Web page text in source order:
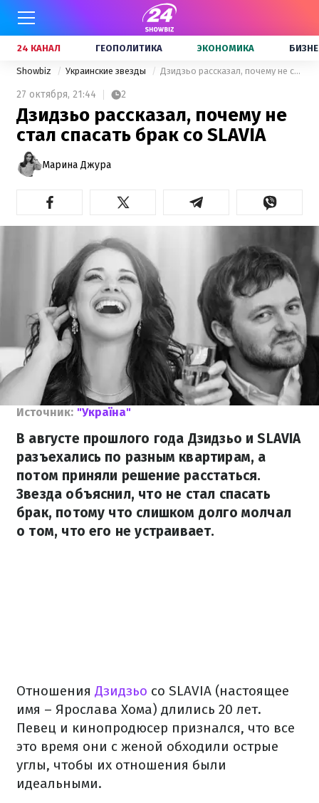
24 КАНАЛ ГЕОПОЛИТИКА ЭКОНОМИКА
Showbiz Украинские звезды Дзидзьо рассказал, почему не стал спасать брак со SLAVIA
27 октября, 21:44 2
Дзидзьо рассказал, почему не
стал спасать брак со SLAVIA
Марина Джура
Источник: "Україна"
В августе прошлого года Дзидзьо и SLAVIA
разъехались по разным квартирам, а
потом приняли решение расстаться.
Звезда объяснил, что не стал спасать
брак, потому что слишком долго молчал
о том, что его не устраивает.
Отношения Дзидзьо со SLAVIA (настоящее
имя – Ярослава Хома) длились 20 лет.
Певец и кинопродюсер признался, что все
это время они с женой обходили острые
углы, чтобы их отношения были
идеальными.